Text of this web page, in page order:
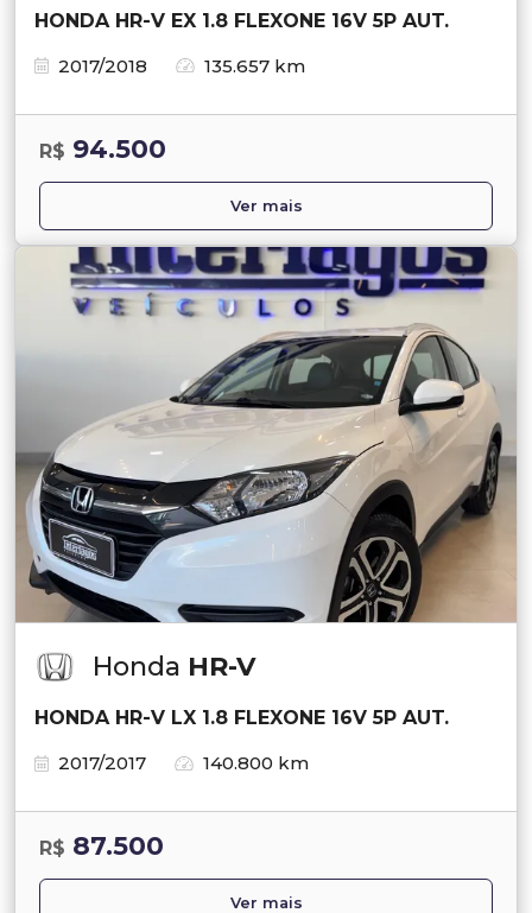
HONDA HR-V EX 1.8 FLEXONE 16V 5P AUT.
2017/2018
135.657 km
R$ 94.500
Ver mais
Honda HR-V
HONDA HR-V LX 1.8 FLEXONE 16V 5P AUT.
2017/2017
140.800 km
R$ 87.500
Ver mais